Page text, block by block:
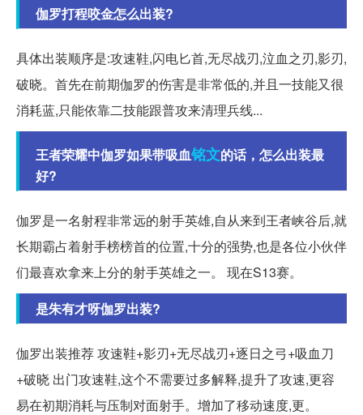
伽罗打程咬金怎么出装?
具体出装顺序是:攻速鞋,闪电匕首,无尽战刃,泣血之刃,影刃,
破晓。首先在前期伽罗的伤害是非常低的,并且一技能又很
消耗蓝,只能依靠二技能跟普攻来清理兵线...
王者荣耀中伽罗如果带吸血铭文的话，怎么出装最
好?
伽罗是一名射程非常远的射手英雄,自从来到王者峡谷后,就
长期霸占着射手榜榜首的位置,十分的强势,也是各位小伙伴
们最喜欢拿来上分的射手英雄之一。 现在S13赛。
是朱有才呀伽罗出装?
伽罗出装推荐 攻速鞋+影刃+无尽战刃+逐日之弓+吸血刀
+破晓 出门攻速鞋,这个不需要过多解释,提升了攻速,更容
易在初期消耗与压制对面射手。增加了移动速度,更。